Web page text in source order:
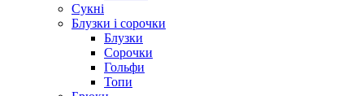
Сукні
Блузки і сорочки
Блузки
Сорочки
Гольфи
Топи